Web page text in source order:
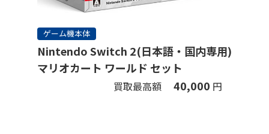
ゲーム機本体
Nintendo Switch 2(日本語・国内専用)
マリオカート ワールド セット
買取最高額 40,000 円